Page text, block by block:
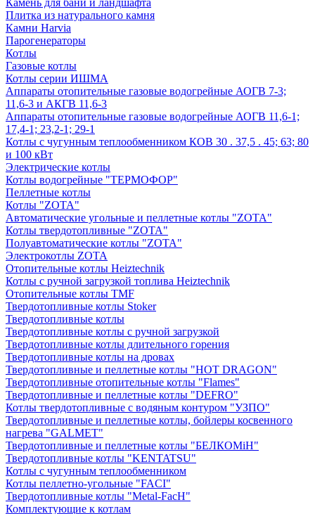
Камень для бани и ландшафта
Плитка из натурального камня
Камни Harvia
Парогенераторы
Котлы
Газовые котлы
Котлы серии ИШМА
Аппараты отопительные газовые водогрейные АОГВ 7-3;
11,6-3 и АКГВ 11,6-3
Аппараты отопительные газовые водогрейные АОГВ 11,6-1;
17,4-1; 23,2-1; 29-1
Котлы с чугунным теплообменником КОВ 30 . 37,5 . 45; 63; 80
и 100 кВт
Электрические котлы
Котлы водогрейные "ТЕРМОФОР"
Пеллетные котлы
Котлы "ZOTA"
Автоматические угольные и пеллетные котлы "ZOTA"
Котлы твердотопливные "ZOTA"
Полуавтоматические котлы "ZOTA"
Электрокотлы ZOTA
Отопительные котлы Heiztechnik
Котлы с ручной загрузкой топлива Heiztechnik
Отопительные котлы TMF
Твердотопливные котлы Stoker
Твердотопливные котлы
Твердотопливные котлы с ручной загрузкой
Твердотопливные котлы длительного горения
Твердотопливные котлы на дровах
Твердотопливные и пеллетные котлы "HOT DRAGON"
Твердотопливные отопительные котлы "Flames"
Твердотопливные и пеллетные котлы "DEFRO"
Котлы твердотопливные с водяным контуром "УЗПО"
Твердотопливные и пеллетные котлы, бойлеры косвенного
нагрева "GALMET"
Твердотопливные и пеллетные котлы "БЕЛКОМiН"
Твердотопливные котлы "KENTATSU"
Котлы с чугунным теплообменником
Котлы пеллетно-угольные "FACI"
Твердотопливные котлы "Metal-FacH"
Комплектующие к котлам